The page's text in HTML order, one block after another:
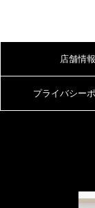
店舗情報
プライバシー